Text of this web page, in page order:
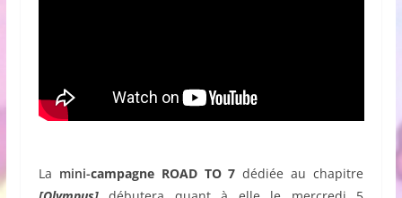
La mini-campagne ROAD TO 7dédiée au chapitre